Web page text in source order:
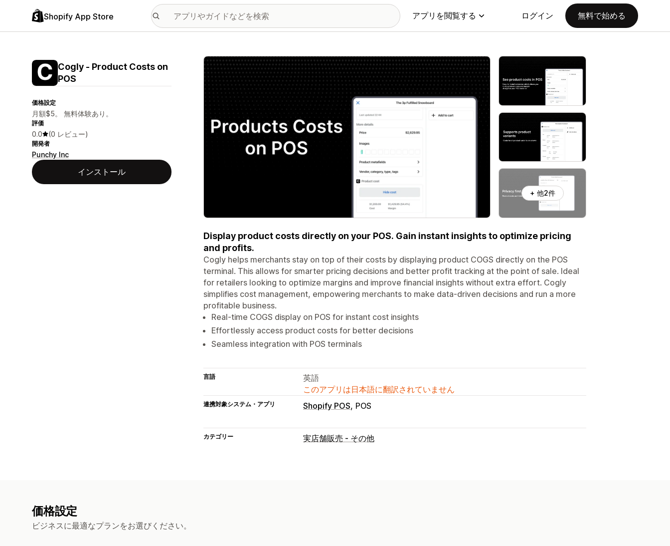
Shopify App Store アプリを閲覧する ログイン 無料で始める
Cogly ‑ Product Costs on
POS
価格設定
月額$5。 無料体験あり。
評価
0.0 (0 レビュー)
開発者
Punchy Inc
インストール
特集の画像ギャラリー
+ 他2件
Display product costs directly on your POS. Gain instant insights to optimize pricing
and profits.
Cogly helps merchants stay on top of their costs by displaying product COGS directly on the POS
terminal. This allows for smarter pricing decisions and better profit tracking at the point of sale. Ideal
for retailers looking to optimize margins and improve financial insights without extra effort. Cogly
simplifies cost management, empowering merchants to make data-driven decisions and run a more
profitable business.
Real-time COGS display on POS for instant cost insights
Effortlessly access product costs for better decisions
Seamless integration with POS terminals
言語
英語
このアプリは日本語に翻訳されていません
連携対象システム・アプリ Shopify POS POS
カテゴリー 実店舗販売 - その他
価格設定
ビジネスに最適なプランをお選びください。